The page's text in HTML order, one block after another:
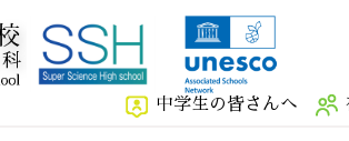
中学生の皆さんへ